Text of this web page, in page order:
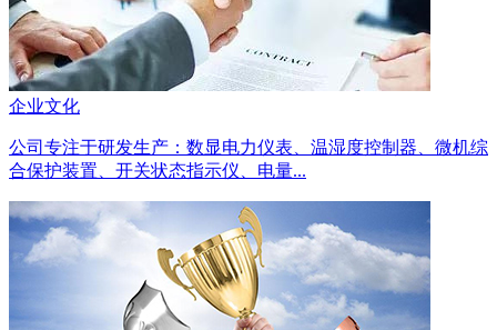
企业文化
公司专注于研发生产：数显电力仪表、温湿度控制器、微机综
合保护装置、开关状态指示仪、电量...